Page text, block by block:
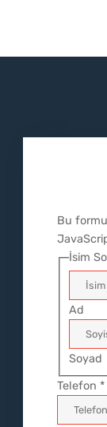
Bu
İsim
Ad
Soyad
Telefon *